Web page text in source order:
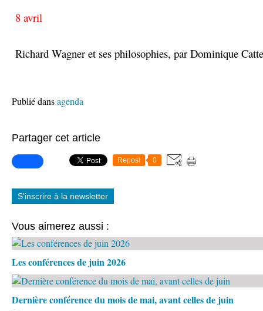
8 avril
Richard Wagner et ses philosophies, par Dominique
Publié dansagenda
Partager cet article
Repost 0
S'inscrire à la newsletter
Vous aimerez aussi :
Les conférences de juin 2026
Dernière conférence du mois de mai, avant celles de juin